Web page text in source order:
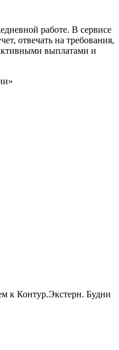
работе. В сервисе
отвечать на требования,
выплатами и
к Контур.Экстерн. Будни